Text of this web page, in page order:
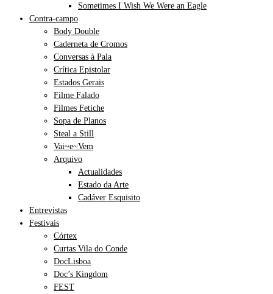
Sometimes I Wish We Were an Eagle
Contra-campo
Body Double
Caderneta de Cromos
Conversas à Pala
Crítica Epistolar
Estados Gerais
Filme Falado
Filmes Fetiche
Sopa de Planos
Steal a Still
Vai~e~Vem
Arquivo
Actualidades
Estado da Arte
Cadáver Esquisito
Entrevistas
Festivais
Córtex
Curtas Vila do Conde
DocLisboa
Doc’s Kingdom
FEST